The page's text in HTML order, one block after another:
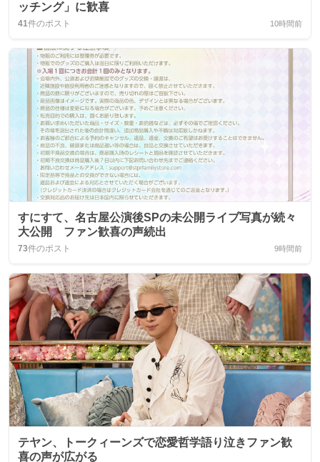
ッチング」に歓喜
41件のポスト 10時間前
すにすて、名古屋公演後SPの未公開ライブ写真が続々
大公開 ファン歓喜の声続出
73件のポスト 9時間前
テヤン、トークィーンズで恋愛哲学語り泣きファン歓
喜の声が広がる